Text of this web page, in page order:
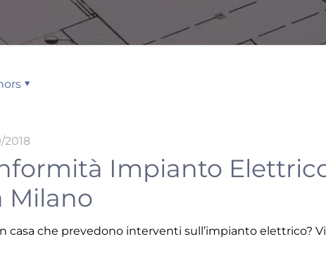
2018
Impianto
Milano
casa che prevedono interventi sull’impianto elettrico?